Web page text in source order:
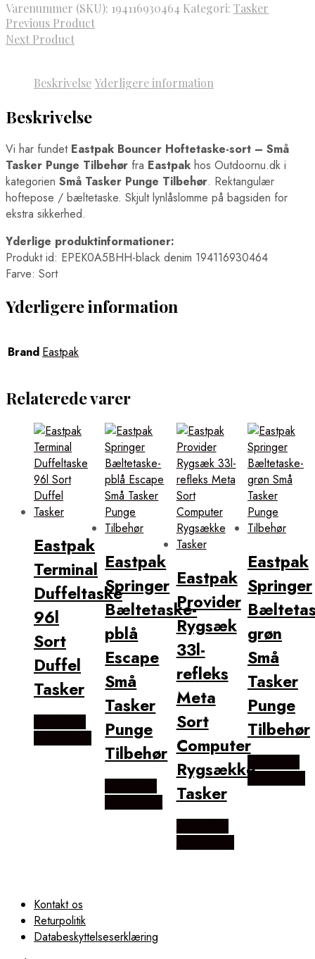
Varenummer (SKU): 194116930464 Kategori: Tasker
Previous Product
Next Product
Beskrivelse Yderligere information
Beskrivelse
Vi har fundet Eastpak Bouncer Hoftetaske-sort – Små
Tasker Punge Tilbehør fra Eastpak hos Outdoornu.dk i
kategorien Små Tasker Punge Tilbehør. Rektangulær
hoftepose / bæltetaske. Skjult lynlåslomme på bagsiden for
ekstra sikkerhed.
Yderlige produktinformationer:
Produkt id: EPEK0A5BHH-black denim 194116930464
Farve: Sort
Yderligere information
Brand Eastpak
Relaterede varer
Eastpak
Terminal
Duffeltaske
96l
Sort
Duffel
Tasker
Eastpak
Springer
Bæltetaske-
pblå
Escape
Små
Tasker
Punge
Tilbehør
Eastpak
Provider
Rygsæk
33l-
refleks
Meta
Sort
Computer
Rygsække
Tasker
Eastpak
Springer
grøn
Små
Tasker
Punge
Tilbehør
Outdoornu
Kontakt os
Returpolitik
Databeskyttelseserklæring